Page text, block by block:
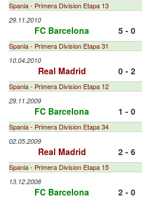
Spania - Primera Division Etapa 13
29.11.2010
FC Barcelona 5 - 0
Spania - Primera Division Etapa 31
10.04.2010
Real Madrid 0 - 2
Spania - Primera Division Etapa 12
29.11.2009
FC Barcelona 1 - 0
Spania - Primera Division Etapa 34
02.05.2009
Real Madrid 2 - 6
Spania - Primera Division Etapa 15
13.12.2008
FC Barcelona 2 - 0